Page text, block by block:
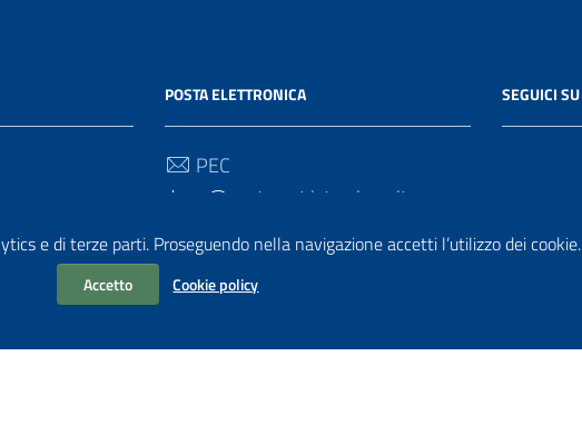
e di terze parti. Proseguendo nella navigazione accetti l’utilizzo dei cookie.
Accetto Cookie policy
POSTA ELETTRONICA
PEC
drum@postacert.istruzione.it
Email
direzione-umbria@istruzione.it
SEGUICI SU